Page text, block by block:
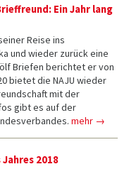
Ein Jahr lang
Reise ins
und wieder zurück eine
Briefen berichtet er von
bietet die NAJU wieder
mit der
gibt es auf der
mehr →
2018